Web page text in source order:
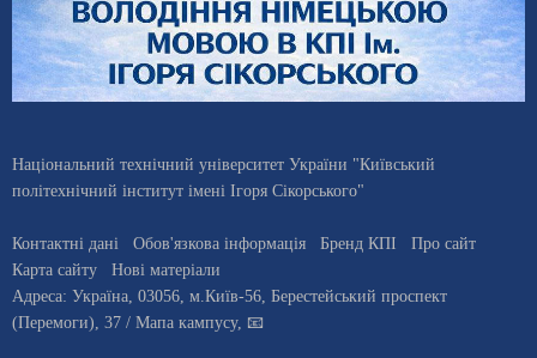
Національний технічний університет України "Київський
політехнічний інститут імені Ігоря Сікорського"
Контактні дані Обов'язкова інформація Бренд КПІ
Про сайт
Карта сайту
Нові матеріали
Адреса: Україна 03056 , м. Київ-56, Берестейський проспект
(Перемоги), 37 / Мапа кампусу, 📧